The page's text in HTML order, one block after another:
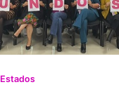
Estados